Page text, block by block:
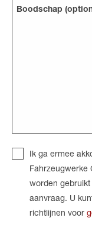
Boodschap
Ik ga ermee
Fahrzeugwerke
worden
aanvraag. U
richtlijnen voor